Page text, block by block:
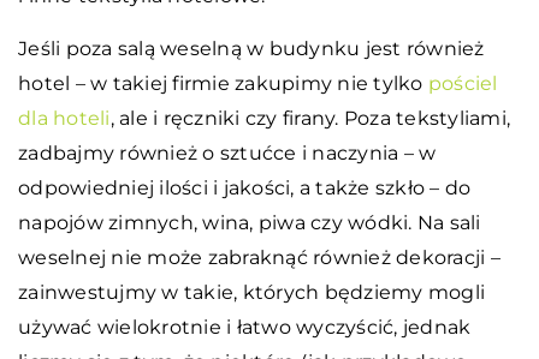
Jeśli poza salą weselną w budynku jest również
hotel – w takiej firmie zakupimy nie tylko pościel
dla hoteli, ale i ręczniki czy firany. Poza tekstyliami,
zadbajmy również o sztućce i naczynia – w
odpowiedniej ilości i jakości, a także szkło – do
napojów zimnych, wina, piwa czy wódki. Na sali
weselnej nie może zabraknąć również dekoracji –
zainwestujmy w takie, których będziemy mogli
używać wielokrotnie i łatwo wyczyścić, jednak